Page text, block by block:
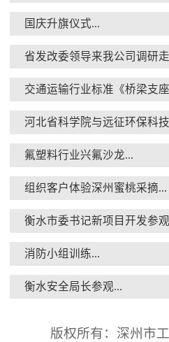
消防小组训练...
国庆升旗仪式...
省发改委领导来我公司调研
氟塑料行业兴氟沙龙...
组织客户体验深州蜜桃采摘...
衡水市委书记新项目开发参
消防小组训练...
衡水安全局长参观...
版权所有：深州市